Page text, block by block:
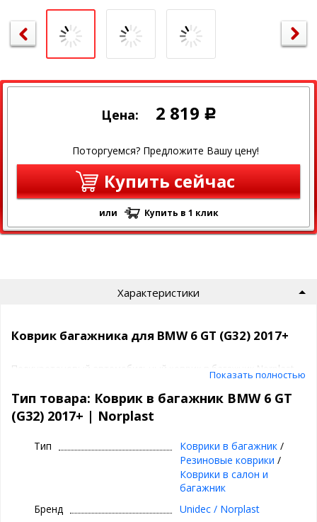
Цена: 2 819 Р
Поторгуемся? Предложите Вашу цену!
Купить сейчас
или Купить в 1 клик
Характеристики
Коврик багажника для BMW 6 GT (G32) 2017+
Полиуретановый автомобильный коврик в багажник Norplast
Цвет: Черный
Габариты и вес упаковки: 115х85x2 см, 1.7 кг
Подходит для:
Особенности коврика в багажник
легко чистить
Показать полностью
Тип товара: Коврик в багажник BMW 6 GT
(G32) 2017+ | Norplast
Тип Коврики в багажник/
Резиновые коврики /
Коврики в салон и
багажник
Бренд
Unidec / Norplast